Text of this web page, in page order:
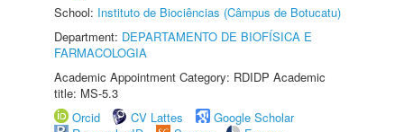
School: Instituto de Biociências (Câmpus de Botucatu)
Department: DEPARTAMENTO DE BIOFÍSICA E
FARMACOLOGIA
Academic Appointment Category: RDIDP Academic
title: MS-5.3
Orcid
CV Lattes
Google Scholar